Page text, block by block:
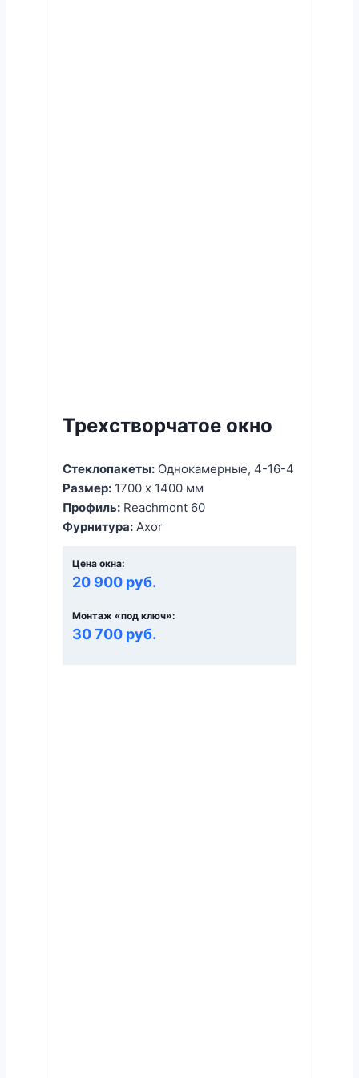
Трехстворчатое окно
Стеклопакеты: Однокамерные, 4-16-4
Размер: 1700 x 1400 мм
Профиль: Reachmont 60
Фурнитура: Axor
Цена окна:
20 900 руб.
Монтаж «под ключ»:
30 700 руб.